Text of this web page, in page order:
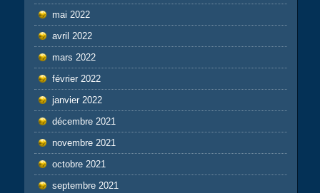
mai 2022
avril 2022
mars 2022
février 2022
janvier 2022
décembre 2021
novembre 2021
octobre 2021
septembre 2021